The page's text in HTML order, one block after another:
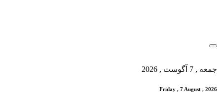
جمعه , 7 آگوست , 2026
Friday , 7 August , 2026